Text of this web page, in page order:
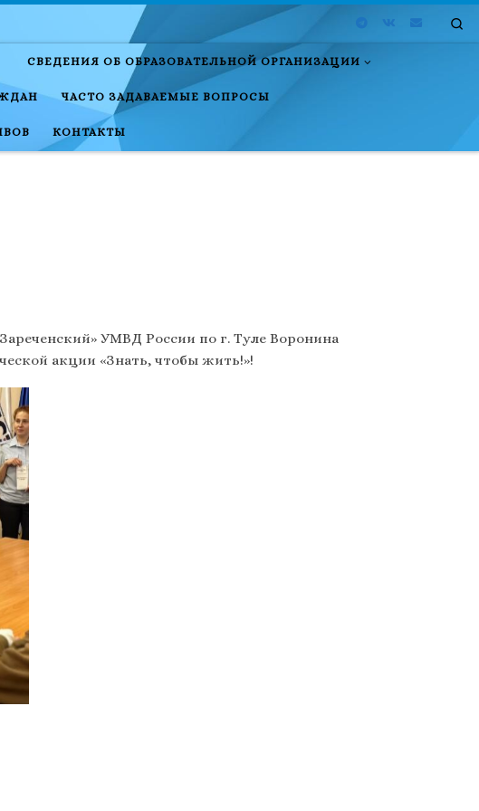
СВЕДЕНИЯ ОБ ОБРАЗОВАТЕЛЬНОЙ ОРГАНИЗАЦИИ
ЧАСТО ЗАДАВАЕМЫЕ ВОПРОСЫ
КОНТАКТЫ
УМВД России по г. Туле Воронина
акции «Знать, чтобы жить!»!